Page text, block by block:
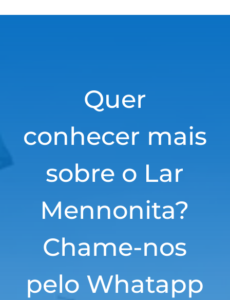
Quer
conhecer mais
sobre o Lar
Mennonita?
Chame-nos
pelo Whatapp